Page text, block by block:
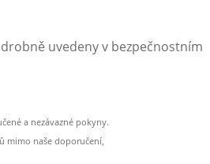
uvedeny v bezpečnostním
a nezávazné pokyny.
mimo naše doporučení,